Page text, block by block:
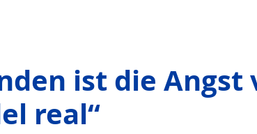
ist die Angst
real“